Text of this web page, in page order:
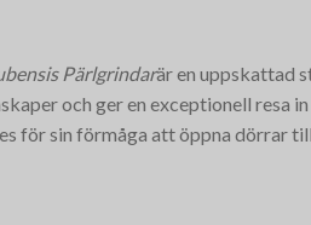
Pärlgrindarär en uppskattad
och ger en exceptionell resa
för sin förmåga att öppna dörrar